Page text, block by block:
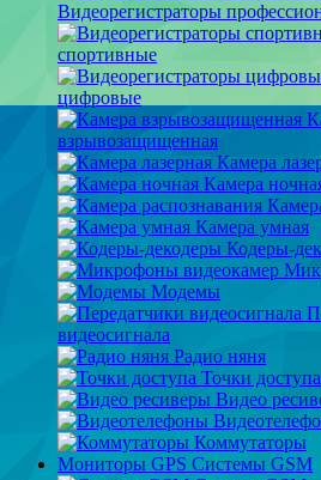
Видеорегистраторы
спортивные
цифровые
взрывозащищенная
Камера
Камера
Камера умная
Кодеры-
Модемы
видеосигнала
Радио няня
Точки доступа
Видео
Коммутаторы
Мониторы GPS Системы GSM